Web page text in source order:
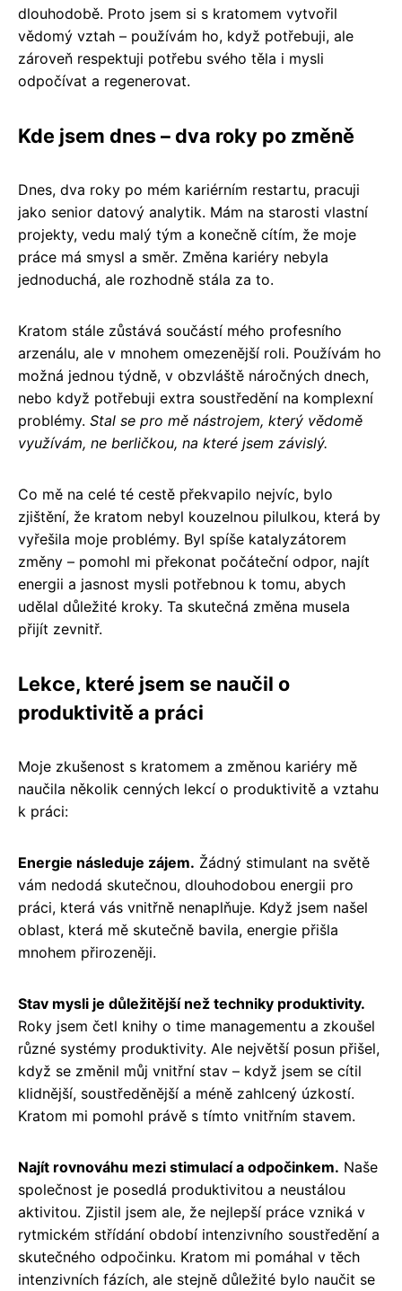
dlouhodobě. Proto jsem si s kratomem vytvořil
vědomý vztah – používám ho, když potřebuji, ale
zároveň respektuji potřebu svého těla i mysli
odpočívat a regenerovat.
Kde jsem dnes – dva roky po změně
Dnes, dva roky po mém kariérním restartu, pracuji
jako senior datový analytik. Mám na starosti vlastní
projekty, vedu malý tým a konečně cítím, že moje
práce má smysl a směr. Změna kariéry nebyla
jednoduchá, ale rozhodně stála za to.
Kratom stále zůstává součástí mého profesního
arzenálu, ale v mnohem omezenější roli. Používám ho
možná jednou týdně, v obzvláště náročných dnech,
nebo když potřebuji extra soustředění na komplexní
problémy. Stal se pro mě nástrojem, který vědomě
využívám, ne berličkou, na které jsem závislý.
Co mě na celé té cestě překvapilo nejvíc, bylo
zjištění, že kratom nebyl kouzelnou pilulkou, která by
vyřešila moje problémy. Byl spíše katalyzátorem
změny – pomohl mi překonat počáteční odpor, najít
energii a jasnost mysli potřebnou k tomu, abych
udělal důležité kroky. Ta skutečná změna musela
přijít zevnitř.
Lekce, které jsem se naučil o
produktivitě a práci
Moje zkušenost s kratomem a změnou kariéry mě
naučila několik cenných lekcí o produktivitě a vztahu
k práci:
Energie následuje zájem. Žádný stimulant na světě
vám nedodá skutečnou, dlouhodobou energii pro
práci, která vás vnitřně nenaplňuje. Když jsem našel
oblast, která mě skutečně bavila, energie přišla
mnohem přirozeněji.
Stav mysli je důležitější než techniky produktivity.
Roky jsem četl knihy o time managementu a zkoušel
různé systémy produktivity. Ale největší posun přišel,
když se změnil můj vnitřní stav – když jsem se cítil
klidnější, soustředěnější a méně zahlcený úzkostí.
Kratom mi pomohl právě s tímto vnitřním stavem.
Najít rovnováhu mezi stimulací a odpočinkem. Naše
společnost je posedlá produktivitou a neustálou
aktivitou. Zjistil jsem ale, že nejlepší práce vzniká v
rytmickém střídání období intenzivního soustředění a
skutečného odpočinku. Kratom mi pomáhal v těch
intenzivních fázích, ale stejně důležité bylo naučit se